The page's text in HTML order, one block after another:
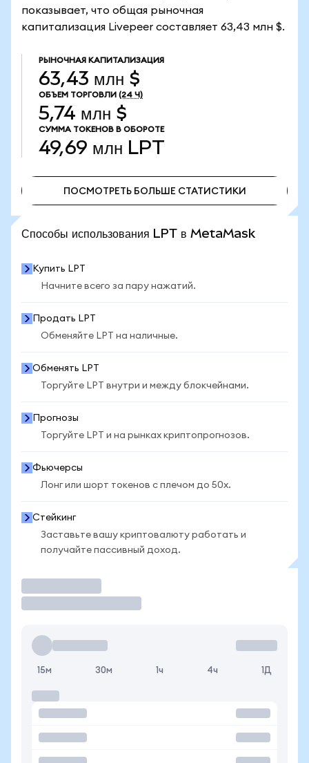
показывает, что общая рыночная
капитализация Livepeer составляет 63,43 млн $.
РЫНОЧНАЯ КАПИТАЛИЗАЦИЯ
63,43 млн $
ОБЪЕМ ТОРГОВЛИ (24 Ч)
5,74 млн $
СУММА ТОКЕНОВ В ОБОРОТЕ
49,69 млн LPT
ПОСМОТРЕТЬ БОЛЬШЕ СТАТИСТИКИ
Способы использования LPT в MetaMask
Купить LPT
Начните всего за пару нажатий.
Продать LPT
Обменяйте LPT на наличные.
Обменять LPT
Торгуйте LPT внутри и между блокчейнами.
Прогнозы
Торгуйте LPT и на рынках криптопрогнозов.
Фьючерсы
Лонг или шорт токенов с плечом до 50x.
Стейкинг
Заставьте вашу криптовалюту работать и
получайте пассивный доход.
15м 30м 1ч 4ч 1Д